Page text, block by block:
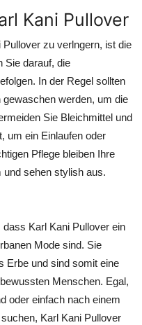
Kani Pullover
zu verlngern, ist die
Sie darauf, die
In der Regel sollten
gewaschen werden, um die
Sie Bleichmittel und
um ein Einlaufen oder
Pflege bleiben Ihre
und sehen stylish aus.
Karl Kani Pullover ein
Mode sind. Sie
Erbe und sind somit eine
Menschen. Egal,
oder einfach nach einem
Karl Kani Pullover